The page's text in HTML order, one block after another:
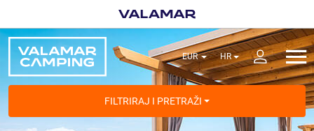
FILTRIRAJ I PRETRAŽI